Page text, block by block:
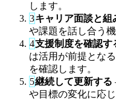
します。
3キャリア面談と組
や課題を話し合う
4支援制度を確認す
は活用が前提とな
を確認します。
5継続して更新する
や目標の変化に応